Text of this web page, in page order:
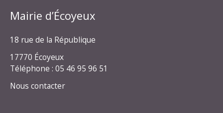
Mairie d’Écoyeux
18 rue de la République
17770 Écoyeux
Téléphone : 05 46 95 96 51
Nous contacter